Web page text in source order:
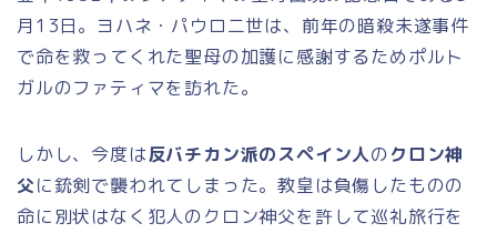
月13日。ヨハネ・パウロ二世は、前年の暗殺未遂事件
で命を救ってくれた聖母の加護に感謝するためポルト
ガルのファティマを訪れた。
しかし、今度は反バチカン派のスペイン人のクロン神
父に銃剣で襲われてしまった。教皇は負傷したものの
命に別状はなく犯人のクロン神父を許して巡礼旅行を